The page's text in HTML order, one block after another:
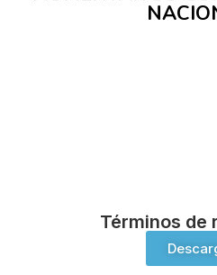
Términos de